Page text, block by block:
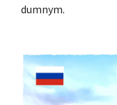
dumnym.